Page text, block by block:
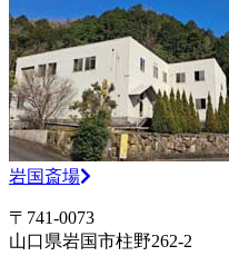
岩国斎場
〒741-0073
山口県岩国市柱野262-2